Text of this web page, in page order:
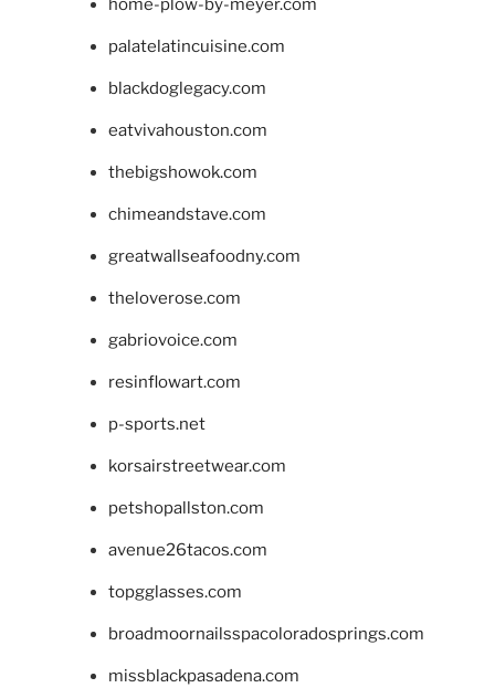
home-plow-by-meyer.com
palatelatincuisine.com
blackdoglegacy.com
eatvivahouston.com
thebigshowok.com
chimeandstave.com
greatwallseafoodny.com
theloverose.com
gabriovoice.com
resinflowart.com
p-sports.net
korsairstreetwear.com
petshopallston.com
avenue26tacos.com
topgglasses.com
broadmoornailsspacoloradosprings.com
missblackpasadena.com